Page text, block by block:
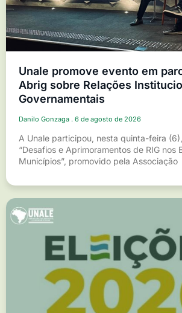
Unale promove evento em
Abrig sobre Relações
Governamentais
Danilo Gonzaga 6 de agosto de 2026
A Unale participou, nesta quinta-feira
“Desafios e Aprimoramentos de RIG nos
Municípios”, promovido pela Associação